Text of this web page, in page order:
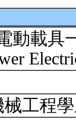
動載具
械工程